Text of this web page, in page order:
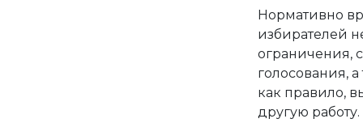
Нормативно
избирателей
ограничения,
голосования,
как правило,
другую